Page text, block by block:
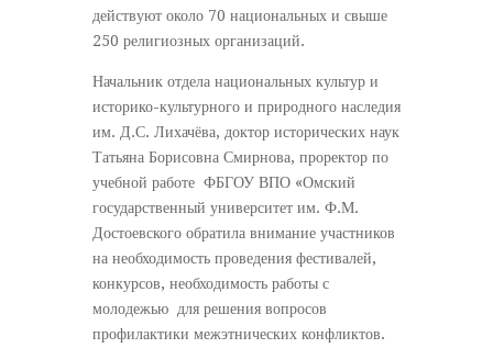
действуют около 70 национальных и свыше
250 религиозных организаций.
Начальник отдела национальных культур и
историко-культурного и природного наследия
им. Д.С. Лихачёва, доктор исторических наук
Татьяна Борисовна Смирнова, проректор по
учебной работе ФБГОУ ВПО «Омский
государственный университет им. Ф.М.
Достоевского обратила внимание участников
на необходимость проведения фестивалей,
конкурсов, необходимость работы с
молодежью для решения вопросов
профилактики межэтнических конфликтов.